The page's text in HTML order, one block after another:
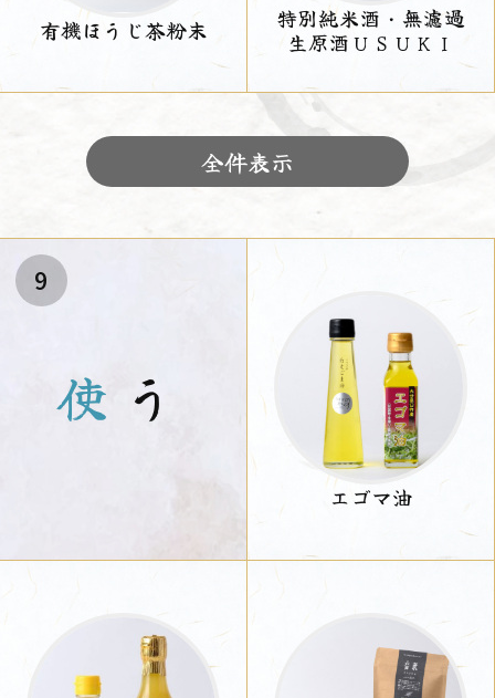
有機ほうじ茶粉末
特別純米酒・無濾過
生原酒ＵＳＵＫＩ
全件表示
9
使 う
エゴマ油